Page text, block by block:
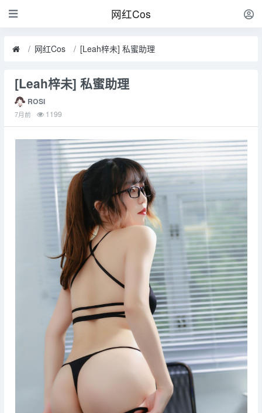
网红Cos
网红Cos [Leah梓未] 私蜜助理
[Leah梓未] 私蜜助理
ROSI
7月前 1199